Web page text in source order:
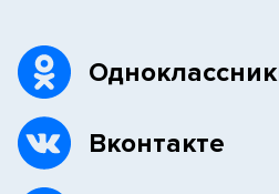
Вконтакте